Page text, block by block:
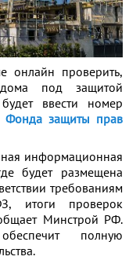
онлайн проверить,
под защитой
ввести номер
Фонда защиты прав
информационная
будет размещена
требованиям
итоги проверок
Минстрой РФ.
полную